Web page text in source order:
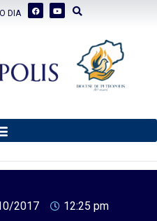
DIA
2017 12:25 pm